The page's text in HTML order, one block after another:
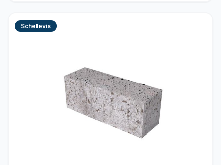
Schellevis